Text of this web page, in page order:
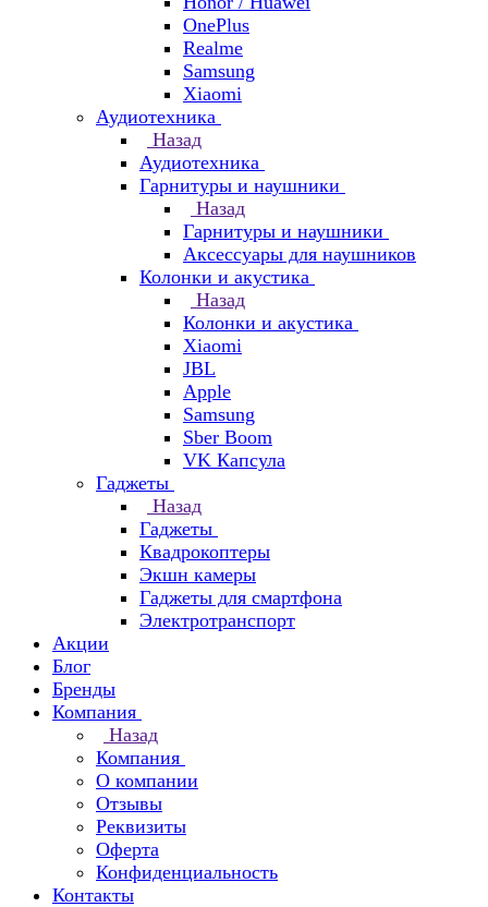
OnePlus
Realme
Samsung
Xiaomi
Аудиотехника
Назад
Аудиотехника
Гарнитуры и наушники
Назад
Гарнитуры и наушники
Аксессуары для наушников
Колонки и акустика
Назад
Колонки и акустика
Xiaomi
JBL
Apple
Samsung
Sber Boom
VK Капсула
Гаджеты
Назад
Гаджеты
Квадрокоптеры
Экшн камеры
Гаджеты для смартфона
Электротранспорт
Акции
Блог
Бренды
Компания
Назад
Компания
О компании
Отзывы
Реквизиты
Оферта
Конфиденциальность
Контакты